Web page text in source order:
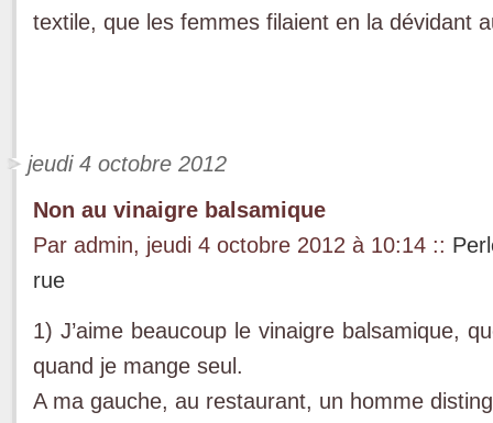
textile, que les femmes filaient en la dévidant
jeudi 4 octobre 2012
Non au vinaigre balsamique
Par admin, jeudi 4 octobre 2012 à 10:14 ::
rue
1) J’aime beaucoup le vinaigre balsamique,
quand je mange seul.
A ma gauche, au restaurant, un homme